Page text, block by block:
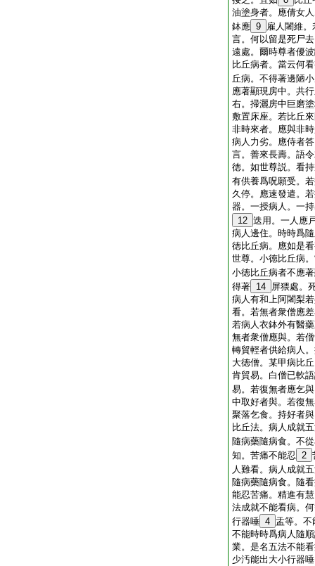
油塗身者。應倩女
鉢應 9 雇人闍維
言。何以留是死尸
遠處。爾時尊者優
比丘病者。當云何
丘病。不得著邊陋
應著顯現房中。共
右。掃灑房中巨磨
敷置床座。若比丘
非時來者。應與非
病人力劣。應侍者
言。善來長壽。語
徳。如世尊説。看
有供養爲呪願受。
久停。應速發遣。
器。一授病人。一
12 迭用。一人應
病人邊住。時時爲
徳比丘病。應如是
世尊。小徳比丘病
小徳比丘病者不應
得著 14 屏猥處。
病人有和上阿闍梨
看。若無者衆僧應
若病人衣鉢外有醫
無者衆僧應與。若
轉貿輕者供給病人
大徳僧。某甲病比
肯貿易。白僧已軟
易。若復無者應乞
中取好者與。若復
聚落乞食。持好者
比丘法。病人成就
隨病藥隨病食。不
知。苦痛不能忍 2
人難看。病人成就
隨病藥隨病食。隨
能忍苦痛。精進有
法成就不能看病。
行器唾 4 盂等。不
不能時時爲病人隨
業。是名五法不能
少汚能出大小行器